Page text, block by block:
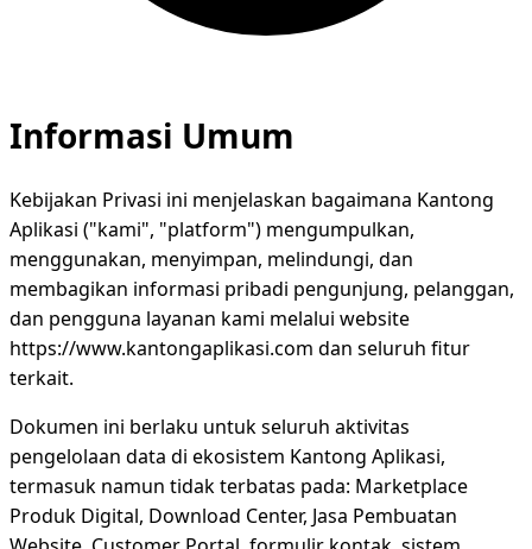
Informasi Umum
Kebijakan Privasi ini menjelaskan bagaimana Kantong
Aplikasi ("kami", "platform") mengumpulkan,
menggunakan, menyimpan, melindungi, dan
membagikan informasi pribadi pengunjung, pelanggan,
dan pengguna layanan kami melalui website
https://www.kantongaplikasi.com dan seluruh fitur
terkait.
Dokumen ini berlaku untuk seluruh aktivitas
pengelolaan data di ekosistem Kantong Aplikasi,
termasuk namun tidak terbatas pada: Marketplace
Produk Digital, Download Center, Jasa Pembuatan